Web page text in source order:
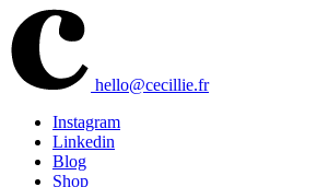
hello@cecillie.fr
Instagram
Linkedin
Blog
Shop